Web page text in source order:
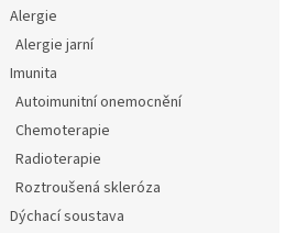
Alergie
Alergie jarní
Imunita
Autoimunitní onemocnění
Chemoterapie
Radioterapie
Roztroušená skleróza
Dýchací soustava